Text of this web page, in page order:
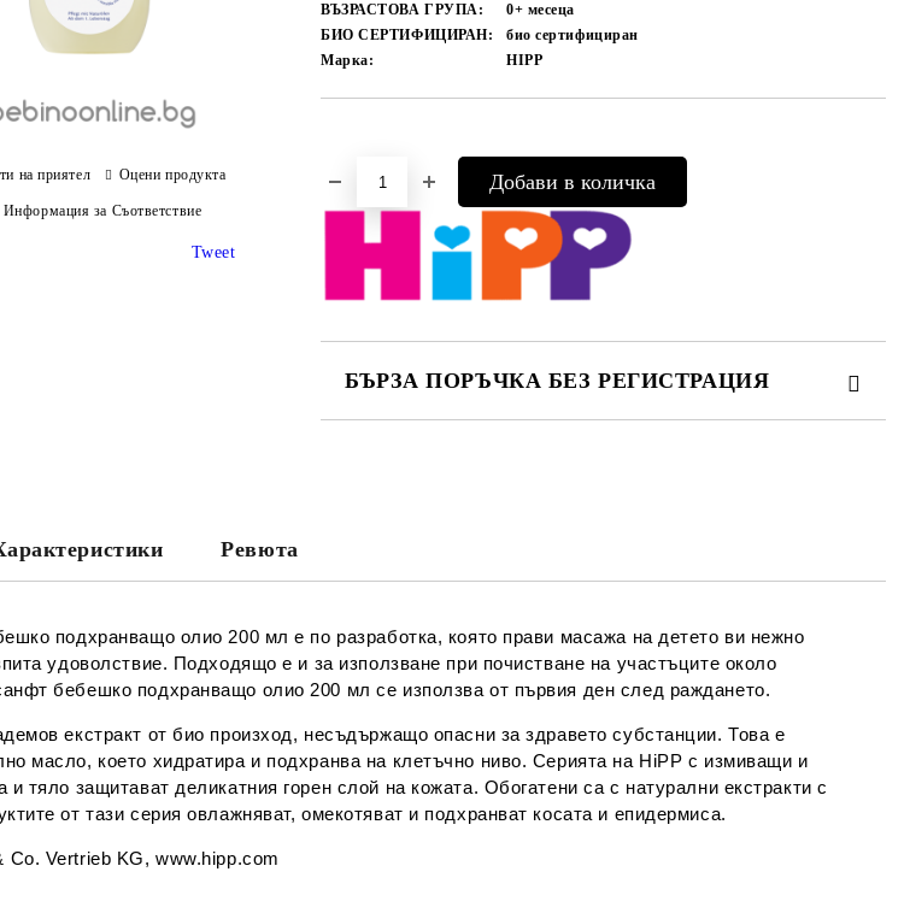
ВЪЗРАСТОВА ГРУПА:
0+ месеца
БИО СЕРТИФИЦИРАН:
био сертифициран
Марка:
HIPP
БЪРЗА ПОРЪЧКА БЕЗ РЕГИСТРАЦИЯ
данни
на приятел Оцени продукта
Информация за Съответствие
Tweet
Ревюта
подхранващо олио 200 мл е по разработка, която прави масажа на детето ви нежно
удоволствие. Подходящо е и за използване при почистване на участъците около
бебешко подхранващо олио 200 мл се използва от първия ден след раждането.
екстракт от био произход, несъдържащо опасни за здравето субстанции. Това е
масло, което хидратира и подхранва на клетъчно ниво. Серията на HiPP с измиващи и
и тяло защитават деликатния горен слой на кожата. Обогатени са с натурални екстракти с
от тази серия овлажняват, омекотяват и подхранват косата и епидермиса.
Co. Vertrieb KG, www.hipp.com